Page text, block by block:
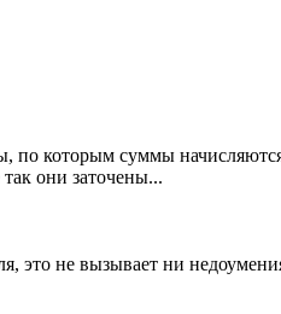
по которым суммы
они заточены...
это не вызывает ни